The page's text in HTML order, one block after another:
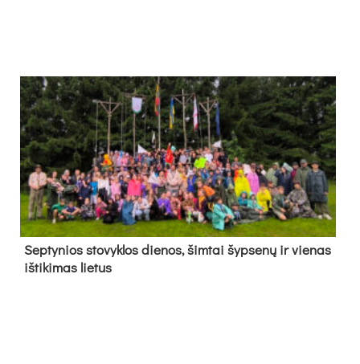
Sep­ty­nios sto­vyk­los die­nos, šim­tai šyp­se­nų ir vie­nas
iš­ti­ki­mas lie­tus